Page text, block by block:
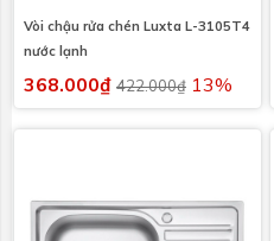
Vòi chậu rửa chén Luxta L-3105T4
nước lạnh
368.000₫ 422.000₫ 13%